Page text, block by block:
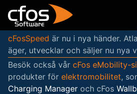
cFosSpeed är nu i nya händer.
äger, utvecklar och säljer nu nya
Besök också vår cFos eMobility-
produkter för elektromobilitet,
Charging Manager och cFos